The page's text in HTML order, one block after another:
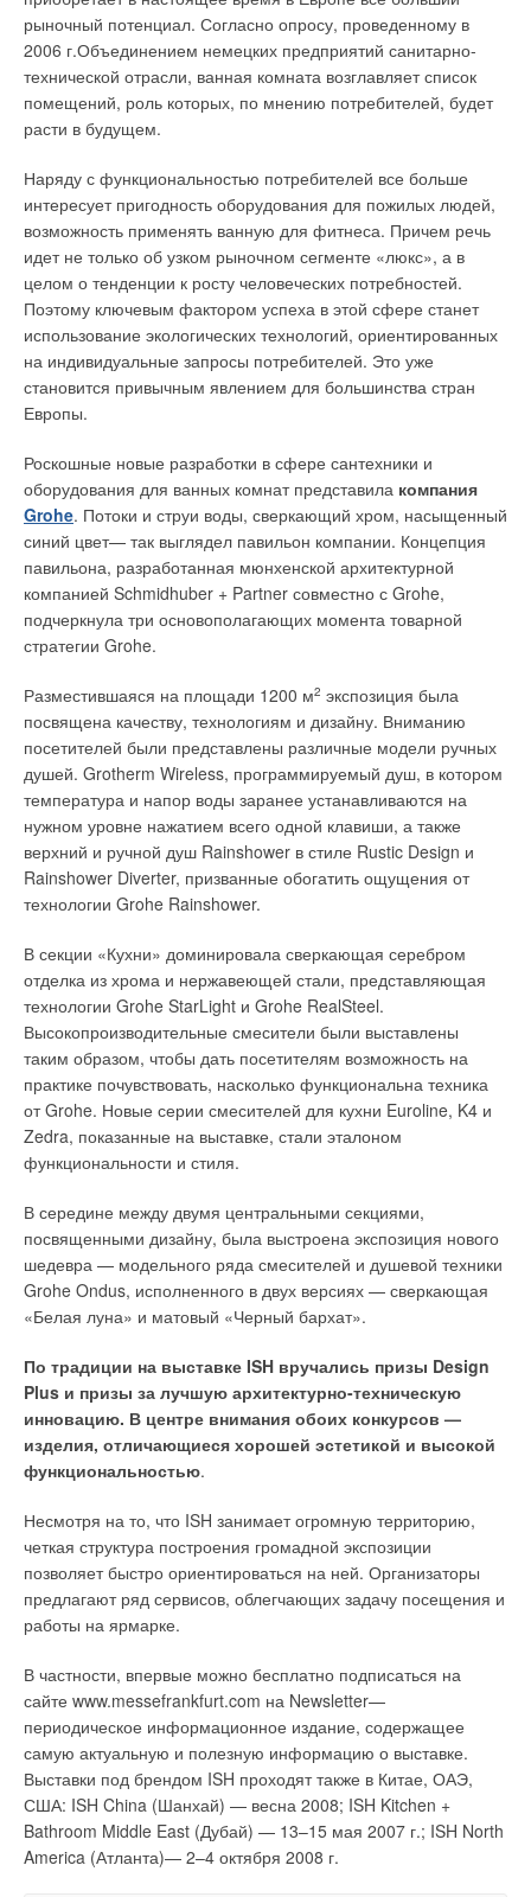
рыночный потенциал. Согласно опросу, проведенному в
2006 г.Объединением немецких предприятий санитарно-
технической отрасли, ванная комната возглавляет список
помещений, роль которых, по мнению потребителей, будет
расти в будущем.
Наряду с функциональностью потребителей все больше
интересует пригодность оборудования для пожилых людей,
возможность применять ванную для фитнеса. Причем речь
идет не только об узком рыночном сегменте «люкс», а в
целом о тенденции к росту человеческих потребностей.
Поэтому ключевым фактором успеха в этой сфере станет
использование экологических технологий, ориентированных
на индивидуальные запросы потребителей. Это уже
становится привычным явлением для большинства стран
Европы.
Роскошные новые разработки в сфере сантехники и
оборудования для ванных комнат представила компания
Grohe. Потоки и струи воды, сверкающий хром, насыщенный
синий цвет— так выглядел павильон компании. Концепция
павильона, разработанная мюнхенской архитектурной
компанией Schmidhuber + Partner совместно с Grohe,
подчеркнула три основополагающих момента товарной
стратегии Grohe.
Разместившаяся на площади 1200 м2 экспозиция была
посвящена качеству, технологиям и дизайну. Вниманию
посетителей были представлены различные модели ручных
душей. Grotherm Wireless, программируемый душ, в котором
температура и напор воды заранее устанавливаются на
нужном уровне нажатием всего одной клавиши, а также
верхний и ручной душ Rainshower в стиле Rustic Design и
Rainshower Diverter, призванные обогатить ощущения от
технологии Grohe Rainshower.
В секции «Кухни» доминировала сверкающая серебром
отделка из хрома и нержавеющей стали, представляющая
технологии Grohe StarLight и Grohe RealSteel.
Высокопроизводительные смесители были выставлены
таким образом, чтобы дать посетителям возможность на
практике почувствовать, насколько функциональна техника
от Grohe. Новые серии смесителей для кухни Euroline, K4 и
Zedra, показанные на выставке, стали эталоном
функциональности и стиля.
В середине между двумя центральными секциями,
посвященными дизайну, была выстроена экспозиция нового
шедевра — модельного ряда смесителей и душевой техники
Grohe Ondus, исполненного в двух версиях — сверкающая
«Белая луна» и матовый «Черный бархат».
По традиции на выставке ISH вручались призы Design
Plus и призы за лучшую архитектурно-техническую
инновацию. В центре внимания обоих конкурсов —
изделия, отличающиеся хорошей эстетикой и высокой
функциональностью.
Несмотря на то, что ISH занимает огромную территорию,
четкая структура построения громадной экспозиции
позволяет быстро ориентироваться на ней. Организаторы
предлагают ряд сервисов, облегчающих задачу посещения и
работы на ярмарке.
В частности, впервые можно бесплатно подписаться на
сайте www.messefrankfurt.com на Newsletter—
периодическое информационное издание, содержащее
самую актуальную и полезную информацию о выставке.
Выставки под брендом ISH проходят также в Китае, ОАЭ,
США: ISH China (Шанхай) — весна 2008; ISH Kitchen +
Bathroom Middle East (Дубай) — 13–15 мая 2007 г.; ISH North
America (Атланта)— 2–4 октября 2008 г.